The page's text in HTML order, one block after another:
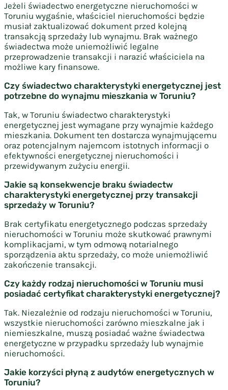
Jeżeli świadectwo energetyczne nieruchomości w
Toruniu wygaśnie, właściciel nieruchomości będzie
musiał zaktualizować dokument przed kolejną
transakcją sprzedaży lub wynajmu. Brak ważnego
świadectwa może uniemożliwić legalne
przeprowadzenie transakcji i narazić właściciela na
możliwe kary finansowe.
Czy świadectwo charakterystyki energetycznej jest
potrzebne do wynajmu mieszkania w Toruniu?
Tak, w Toruniu świadectwo charakterystyki
energetycznej jest wymagane przy wynajmie każdego
mieszkania. Dokument ten dostarcza wynajmującemu
oraz potencjalnym najemcom istotnych informacji o
efektywności energetycznej nieruchomości i
przewidywanym zużyciu energii.
Jakie są konsekwencje braku świadectw
charakterystyki energetycznej przy transakcji
sprzedaży w Toruniu?
Brak certyfikatu energetycznego podczas sprzedaży
nieruchomości w Toruniu może skutkować prawnymi
komplikacjami, w tym odmową notarialnego
sporządzenia aktu sprzedaży, co może uniemożliwić
zakończenie transakcji.
Czy każdy rodzaj nieruchomości w Toruniu musi
posiadać certyfikat charakterystyki energetycznej?
Tak. Niezależnie od rodzaju nieruchomości w Toruniu,
wszystkie nieruchomości zarówno mieszkalne jak i
niemieszkalne, muszą posiadać ważne świadectwa
energetyczne w przypadku sprzedaży lub wynajmie
nieruchomości.
Jakie korzyści płyną z audytów energetycznych w
Toruniu?